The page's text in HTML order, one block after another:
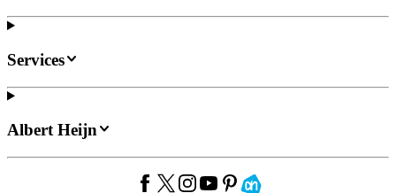
Services
Albert Heijn